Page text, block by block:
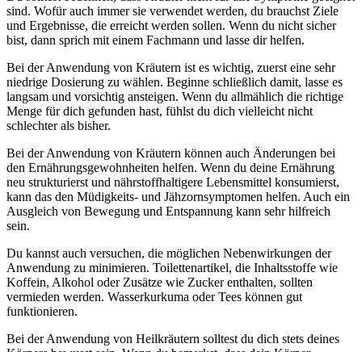
sind. Wofür auch immer sie verwendet werden, du brauchst Ziele
und Ergebnisse, die erreicht werden sollen. Wenn du nicht sicher
bist, dann sprich mit einem Fachmann und lasse dir helfen.
Bei der Anwendung von Kräutern ist es wichtig, zuerst eine sehr
niedrige Dosierung zu wählen. Beginne schließlich damit, lasse es
langsam und vorsichtig ansteigen. Wenn du allmählich die richtige
Menge für dich gefunden hast, fühlst du dich vielleicht nicht
schlechter als bisher.
Bei der Anwendung von Kräutern können auch Änderungen bei
den Ernährungsgewohnheiten helfen. Wenn du deine Ernährung
neu strukturierst und nährstoffhaltigere Lebensmittel konsumierst,
kann das den Müdigkeits- und Jähzornsymptomen helfen. Auch ein
Ausgleich von Bewegung und Entspannung kann sehr hilfreich
sein.
Du kannst auch versuchen, die möglichen Nebenwirkungen der
Anwendung zu minimieren. Toilettenartikel, die Inhaltsstoffe wie
Koffein, Alkohol oder Zusätze wie Zucker enthalten, sollten
vermieden werden. Wasserkurkuma oder Tees können gut
funktionieren.
Bei der Anwendung von Heilkräutern solltest du dich stets deines